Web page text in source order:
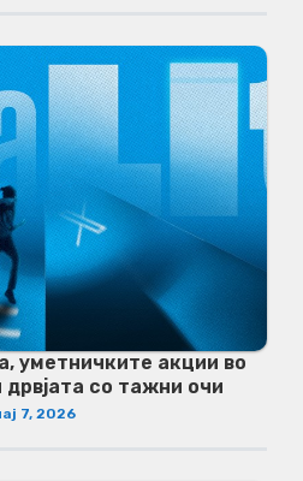
уметничките акции во
дрвјата со тажни очи
7, 2026